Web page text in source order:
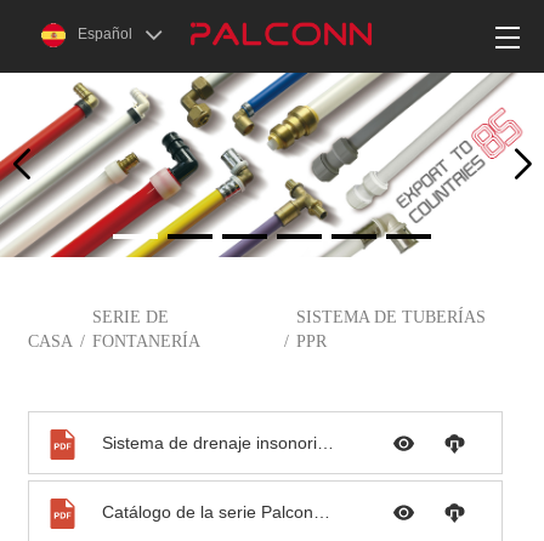
Español
CASA /
SERIE DE
FONTANERÍA
/
SISTEMA DE TUBERÍAS
PPR
Sistema de drenaje insonorizado PP